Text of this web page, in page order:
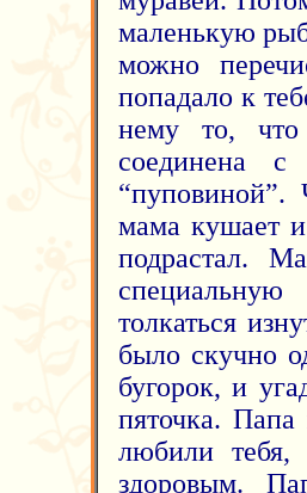
маленькую
можно
попадало к
нему то, что
соединена с
мама кушает
подрастал.
толкаться
было скучно
бугорок, и
пяточка.
любили
здоровым.